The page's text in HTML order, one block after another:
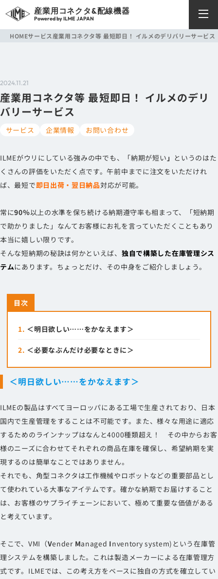
産業用コネクタ&配線機器
Powered by ILME JAPAN
HOMEサービス産業用コネクタ等 最短即日！ イルメのデリバリーサービス
2024.11.21
産業用コネクタ等 最短即日！ イルメのデリ
バリーサービス
サービス 企業情報 お問い合わせ
ILMEがウリにしている強みの中でも、「納期が短い」 というのはた
くさんの評価をいただく点です。午前中までに注文をいただけれ
ば、最短で即日出荷・翌日納品対応が可能。
常に90％以上の水準を保ち続ける納期遵守率も相まって、「短納期
で助かりました」なんてお客様にお礼を言っていただくこともあり
本当に嬉しい限りです。
そんな短納期の秘訣は何かといえば、 独自で構築した在庫管理シス
テムにあります。ちょっとだけ、その中身をご紹介しましょう。
目次
1. ＜明日欲しい……をかなえます＞
2. ＜必要なぶんだけ必要なときに＞
＜明日欲しい……をかなえます＞
ILMEの製品はすべてヨーロッパにある工場で生産されており、日本
国内で生産管理をすることは不可能です。また、様々な用途に適応
するためのラインナップはなんと4000種類超え！ その中からお客
様のニーズに合わせてそれぞれの商品在庫を確保し、希望納期を実
現するのは簡単なことではありません。
それでも、角型コネクタは工作機械やロボットなどの重要部品とし
て使われている大事なアイテムです。確かな納期でお届けすること
は、お客様のサプライチェーンにおいて、極めて重要な価値がある
と考えています。
そこで、VMI（Vender Managed Inventory system)という在庫管
理システムを構築しました。これは製造メーカーによる在庫管理方
式です。ILMEでは、この考え方をベースに独自の方式を確立してい